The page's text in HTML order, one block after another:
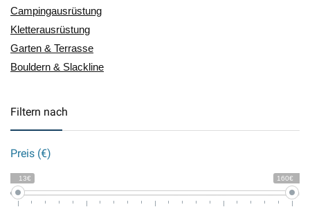
Campingausrüstung
Kletterausrüstung
Garten & Terrasse
Bouldern & Slackline
Filtern nach
Preis (€)
13€ 160€